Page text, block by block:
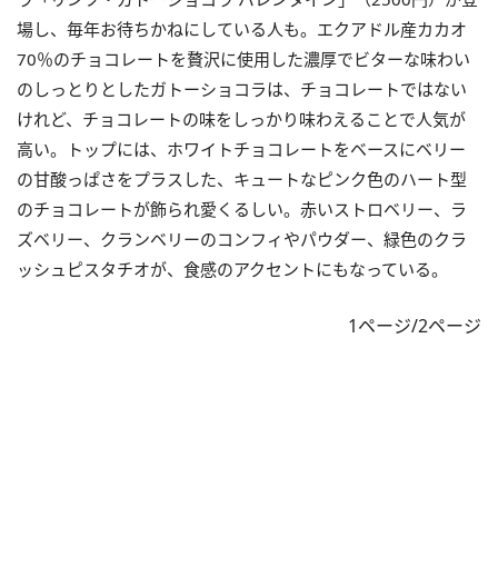
場し、毎年お待ちかねにしている人も。エクアドル産カカオ
70％のチョコレートを贅沢に使用した濃厚でビターな味わい
のしっとりとしたガトーショコラは、チョコレートではない
けれど、チョコレートの味をしっかり味わえることで人気が
高い。トップには、ホワイトチョコレートをベースにベリー
の甘酸っぱさをプラスした、キュートなピンク色のハート型
のチョコレートが飾られ愛くるしい。赤いストロベリー、ラ
ズベリー、クランベリーのコンフィやパウダー、緑色のクラ
ッシュピスタチオが、食感のアクセントにもなっている。
1ページ/2ページ